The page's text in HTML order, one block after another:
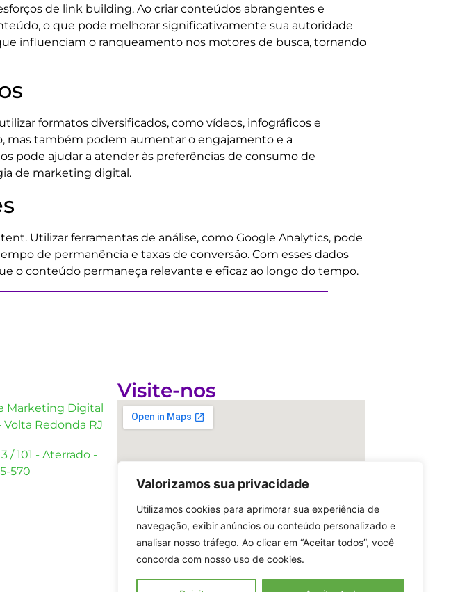
Valorizamos sua privacidade
Utilizamos cookies para aprimorar sua experiência de
navegação, exibir anúncios ou conteúdo personalizado e
analisar nosso tráfego. Ao clicar em “Aceitar todos”, você
concorda com nosso uso de cookies.
de link building. Ao criar conteúdos abrangentes e
o que pode melhorar significativamente sua autoridade
influenciam o ranqueamento nos motores de busca, tornando
formatos diversificados, como vídeos, infográficos e
mas também podem aumentar o engajamento e a
pode ajudar a atender às preferências de consumo de
de marketing digital.
Utilizar ferramentas de análise, como Google Analytics, pode
de permanência e taxas de conversão. Com esses dados
o conteúdo permaneça relevante e eficaz ao longo do tempo.
Marketing Digital
Volta Redonda RJ
/ 101 - Aterrado -
570
Visite-nos